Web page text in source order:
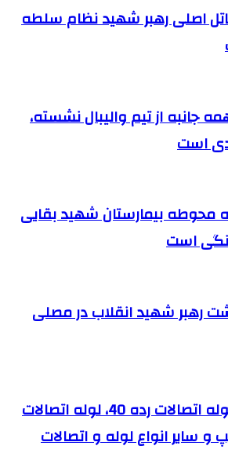
اصلی رهبر شهید نظام سلطه
جانبه از تیم والیبال نشسته،
است
محوطه بیمارستان شهید بقایی
است
رهبر شهید انقلاب در مصلی
فروش انواع لوله اتصالات رده 40، لوله اتصالات
و سایر انواع لوله و اتصالات